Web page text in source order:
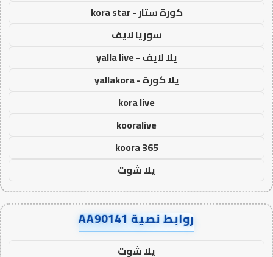
كورة ستار - kora star
سوريا لايف
يلا لايف - yalla live
يلا كورة - yallakora
kora live
kooralive
koora 365
يلا شوت
روابط نصية AA90141
يلا شوت